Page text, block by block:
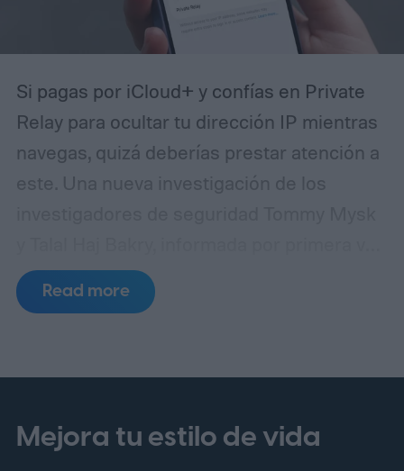
Si pagas por iCloud+ y confías en Private
Relay para ocultar tu dirección IP mientras
navegas, quizá deberías prestar atención a
este. Una nueva investigación de los
por 404 Media, revela que Private Relay no
oculta tu dirección IP tan bien como afirma
Read more
Mejora tu estilo de vida